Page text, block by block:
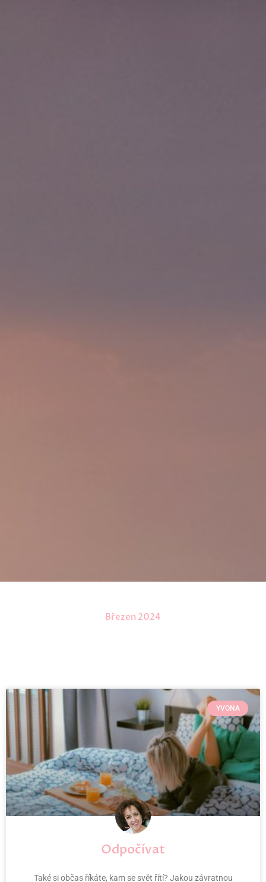
Březen 2024
YVONA
Odpočívat
Také si občas říkáte, kam se svět řítí? Jakou závratnou